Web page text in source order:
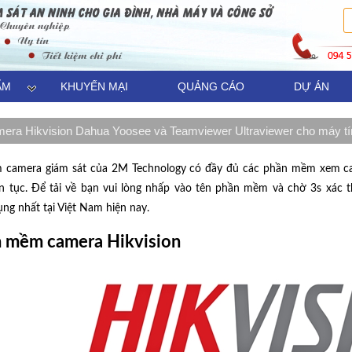
KHUYẾN MẠI QUẢNG CÁO DỰ ÁN
Hikvision Dahua Yoosee và Teamviewer Ultraviewer cho máy
camera giám sát của 2M Technology có đầy đủ các phần mềm xem
tục. Để tải về bạn vui lòng nhấp vào tên phần mềm và chờ 3s xác
nhất tại Việt Nam hiện nay.
mềm camera Hikvision